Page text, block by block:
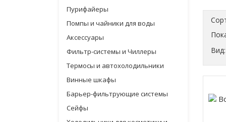
Пурифайеры
Помпы и чайники для воды
Аксессуары
Фильтр-системы и Чиллеры
Термосы и автохолодильники
Винные шкафы
Барьер-фильтрующие системы
Сейфы
Вид: